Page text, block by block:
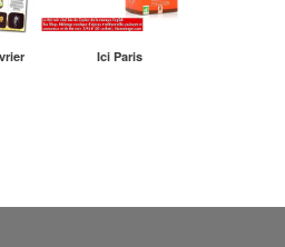
Ici Paris